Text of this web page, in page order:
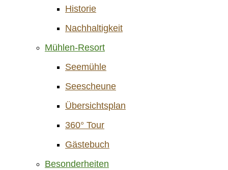
Historie
Nachhaltigkeit
Mühlen-Resort
Seemühle
Seescheune
Übersichtsplan
360° Tour
Gästebuch
Besonderheiten